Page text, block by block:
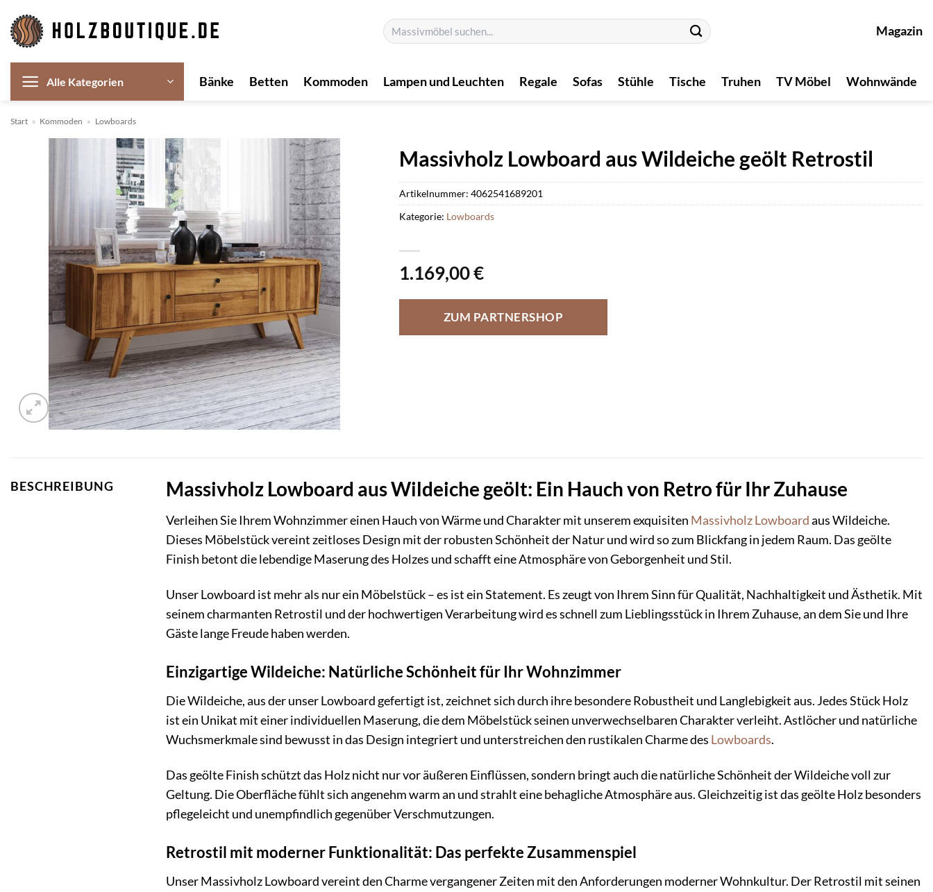
Inhalt
springen
Suchen
nach:
Magazin
Alle Kategorien Bänke Betten Kommoden Lampen und Leuchten Regale Sofas Stühle Tische Truhen TV Möbel Wohnwände
Start » Kommoden » Lowboards
Massivholz Lowboard aus Wildeiche geölt Retrostil
1.169,00€
ZUM PARTNERSHOP
Artikelnummer: 4062541689201
Kategorie: Lowboards
BESCHREIBUNG Massivholz Lowboard aus Wildeiche geölt: Ein Hauch von Retro für Ihr Zuhause
Verleihen Sie Ihrem Wohnzimmer einen Hauch von Wärme und Charakter mit unserem exquisiten MassivholzLowboardaus Wildeiche.
Dieses Möbelstück vereint zeitloses Design mit der robusten Schönheit der Natur und wird so zum Blickfang in jedem Raum. Das geölte
Finish betont die lebendige Maserung des Holzes und schafft eine Atmosphäre von Geborgenheit und Stil.
Unser Lowboard ist mehr als nur ein Möbelstück – es ist ein Statement. Es zeugt von Ihrem Sinn für Qualität, Nachhaltigkeit und Ästhetik. Mit
seinem charmanten Retrostil und der hochwertigen Verarbeitung wird es schnell zum Lieblingsstück in Ihrem Zuhause, an dem Sie und Ihre
Gäste lange Freude haben werden.
Einzigartige Wildeiche: Natürliche Schönheit für Ihr Wohnzimmer
Die Wildeiche, aus der unser Lowboard gefertigt ist, zeichnet sich durch ihre besondere Robustheit und Langlebigkeit aus. Jedes Stück Holz
ist ein Unikat mit einer individuellen Maserung, die dem Möbelstück seinen unverwechselbaren Charakter verleiht. Astlöcher und natürliche
Wuchsmerkmale sind bewusst in das Design integriert und unterstreichen den rustikalen Charme des Lowboards.
Das geölte Finish schützt das Holz nicht nur vor äußeren Einflüssen, sondern bringt auch die natürliche Schönheit der Wildeiche voll zur
Geltung. Die Oberfläche fühlt sich angenehm warm an und strahlt eine behagliche Atmosphäre aus. Gleichzeitig ist das geölte Holz besonders
pflegeleicht und unempfindlich gegenüber Verschmutzungen.
Retrostil mit moderner Funktionalität: Das perfekte Zusammenspiel
Unser Massivholz Lowboard vereint den Charme vergangener Zeiten mit den Anforderungen moderner Wohnkultur. Der Retrostil mit seinen